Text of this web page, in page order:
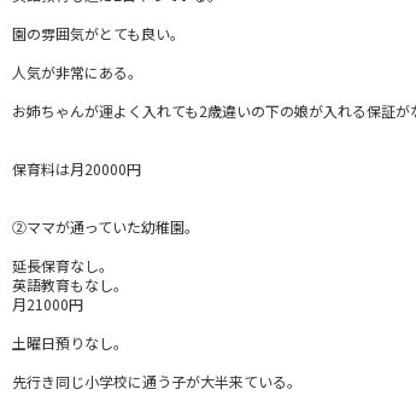
園の雰囲気がとても良い。
人気が非常にある。
お姉ちゃんが運よく入れても2歳違いの下の娘が入れる保証が
保育料は月20000円
②ママが通っていた幼稚園。
延長保育なし。
英語教育もなし。
月21000円
土曜日預りなし。
先行き同じ小学校に通う子が大半来ている。